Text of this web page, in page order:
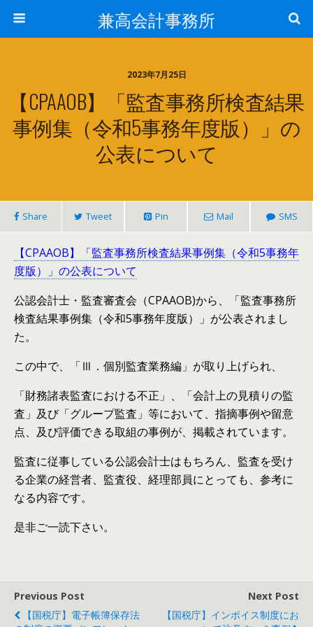
兼高会計事務所
2023年7月25日
【CPAAOB】「監査事務所検査結果
事例集（令和5事務年度版）」の
公表について
Share Tweet Pin Mail SMS
【CPAAOB】「監査事務所検査結果事例集（令和5事務年
度版）」の公表について
公認会計士・監査審査会（CPAAOB)から、「監査事務所
検査結果事例集（令和5事務年度版）」が公表されまし
た。
この中で、「Ⅲ．個別監査業務編」が取り上げられ、
「財務諸表監査における不正」、「会計上の見積りの監
査」及び「グループ監査」等において、指摘事例や留意
点、及び評価できる取組の事例が、掲載されています。
監査に従事している公認会計士はもちろん、監査を受け
る企業の経営者、監査役、経理部員にとっても、参考に
なる内容です。
是非ご一読下さい。
Previous Post
【国税庁】電子帳簿保存法
Next Post
【国税庁】インボイス制度にお